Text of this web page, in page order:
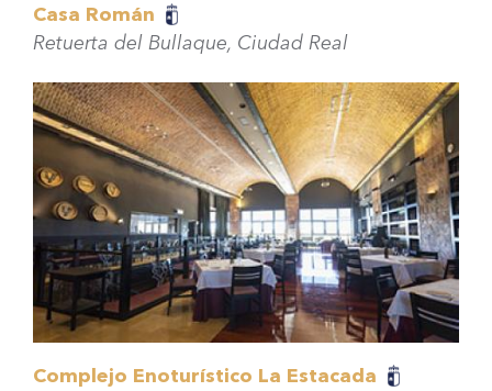
Casa Román
Retuerta del Bullaque, Ciudad Real
Complejo Enoturístico La Estacada